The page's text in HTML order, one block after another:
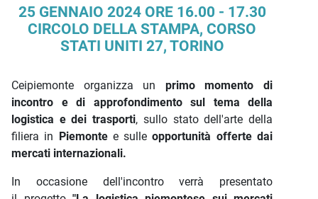
25 GENNAIO 2024 ORE 16.00 - 17.30
CIRCOLO DELLA STAMPA, CORSO
STATI UNITI 27, TORINO
Ceipiemonte organizza un primo momento di
incontro e di approfondimento sul tema della
logistica e dei trasporti, sullo stato dell'arte della
filiera in Piemontee sulleopportunità offerte dai
mercati internazionali.
In occasione dell'incontro verrà presentato